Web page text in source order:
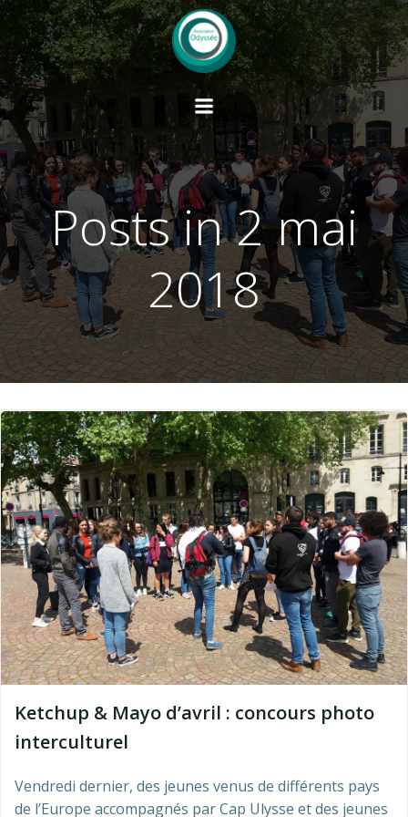
Aller
au
contenu
Posts in 2 mai
2018
Ketchup & Mayo d’avril : concours photo
interculturel
Vendredi dernier, des jeunes venus de différents pays
de l’Europe accompagnés par Cap Ulysse et des jeunes